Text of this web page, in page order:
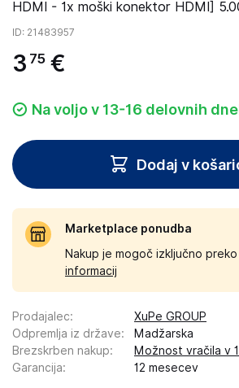
HDMI - 1x moški konektor HDMI]
ID: 21483957
3 75 €
Na voljo v 13-16 delovnih
Dodaj v
Marketplace ponudba
Nakup je mogoč izključno
informacij
Prodajalec:
XuPe GROUP
Odpremlja iz države:
Madžarska
Brezskrben nakup:
Možnost vračila v
Garancija: 12 mesecev